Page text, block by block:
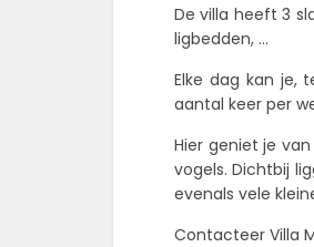
De villa heeft 3
ligbedden, …
Elke dag kan je,
aantal keer per
Hier geniet je
vogels. Dichtbij
evenals vele
Contacteer Villa